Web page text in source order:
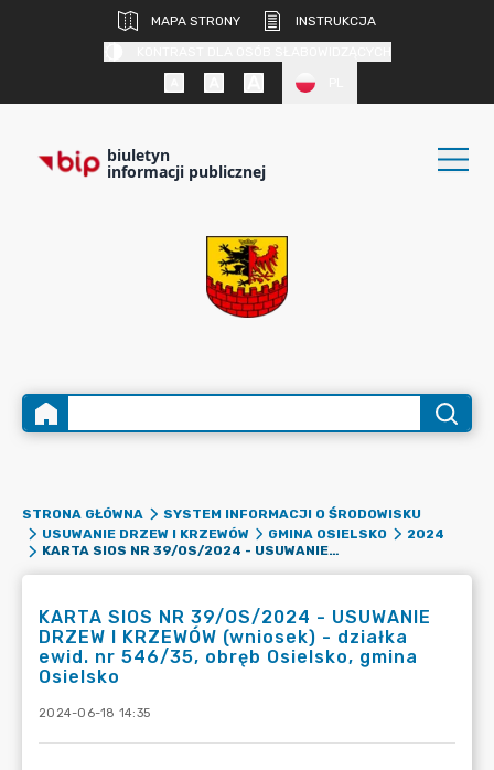
MAPA STRONY
INSTRUKCJA
biuletyn
informacji publicznej
STRONA GŁÓWNA
SYSTEM INFORMACJI O ŚRODOWISKU
USUWANIE DRZEW I KRZEWÓW
GMINA OSIELSKO
2024
KARTA SIOS NR 39/OS/2024 - USUWANIE DRZEW I KRZEWÓW (WNIOSEK) - DZIAŁKA EWID. NR 546/35, OBRĘB OSIELSKO, GMINA OSIELSKO
KARTA SIOS NR 39/OS/2024 - USUWANIE
DRZEW I KRZEWÓW (wniosek) - działka
ewid. nr 546/35, obręb Osielsko, gmina
Osielsko
2024-06-18 14:35